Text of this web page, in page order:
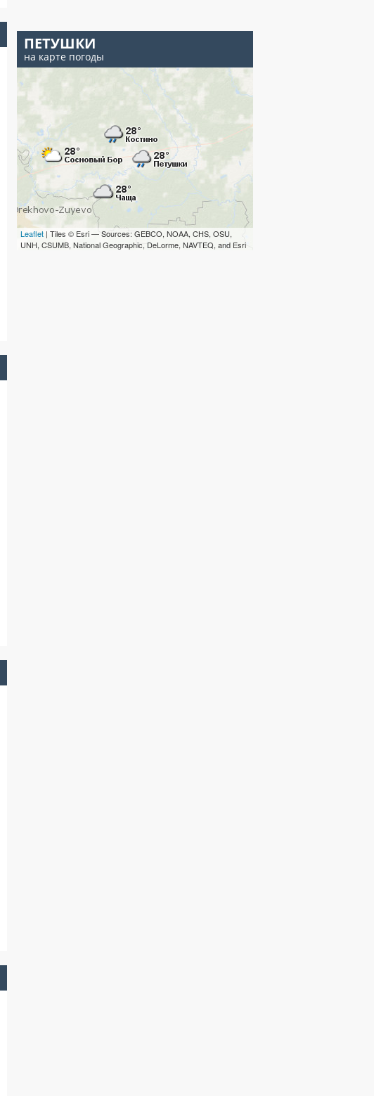
ПЕТУШКИ
на карте погоды
Leaflet | Tiles © Esri — Sources: GEBCO, NOAA, CHS, OSU,
UNH, CSUMB, National Geographic, DeLorme, NAVTEQ, and Esri